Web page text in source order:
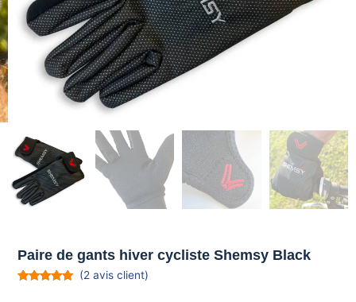
Paire de gants hiver cycliste Shemsy Black
(2avis client)